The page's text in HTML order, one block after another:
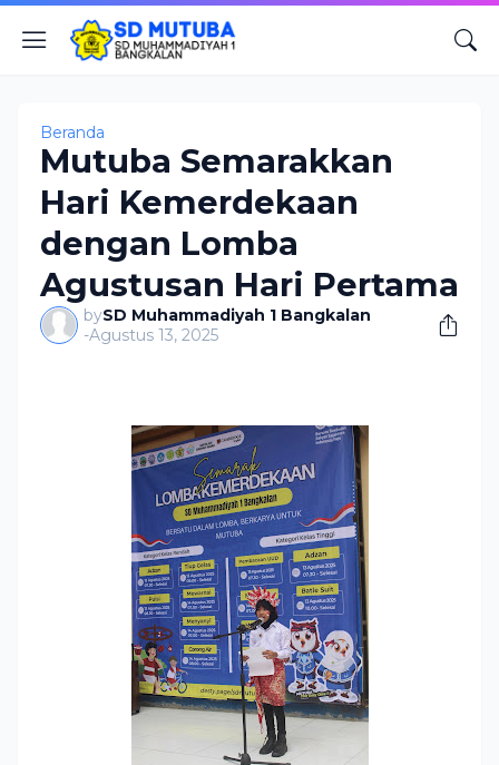
Beranda
Mutuba Semarakkan
Hari Kemerdekaan
dengan Lomba
Agustusan Hari Pertama
bySD Muhammadiyah 1 Bangkalan
-Agustus 13, 2025